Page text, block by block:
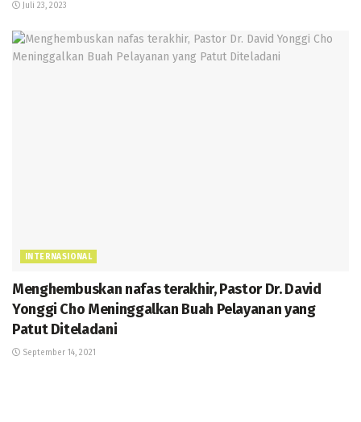
Juli 23, 2023
INTERNASIONAL
Menghembuskan nafas terakhir, Pastor Dr. David
Yonggi Cho Meninggalkan Buah Pelayanan yang
Patut Diteladani
September 14, 2021